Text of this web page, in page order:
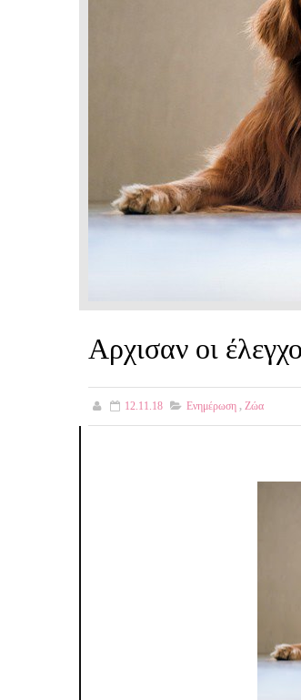
Αρχισαν οι
12.11.18 Ενημέρωση , Ζώα